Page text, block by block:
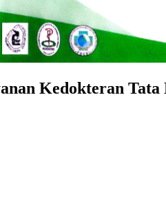
Kedokteran Tata